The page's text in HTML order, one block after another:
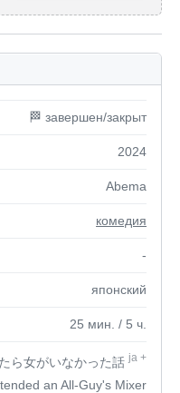
🏁 завершен/закрыт
2024
Abema
комедия
-
японский
25 мин. / 5 ч.
ら女がいなかった話ja +
an All-Guy's Mixer